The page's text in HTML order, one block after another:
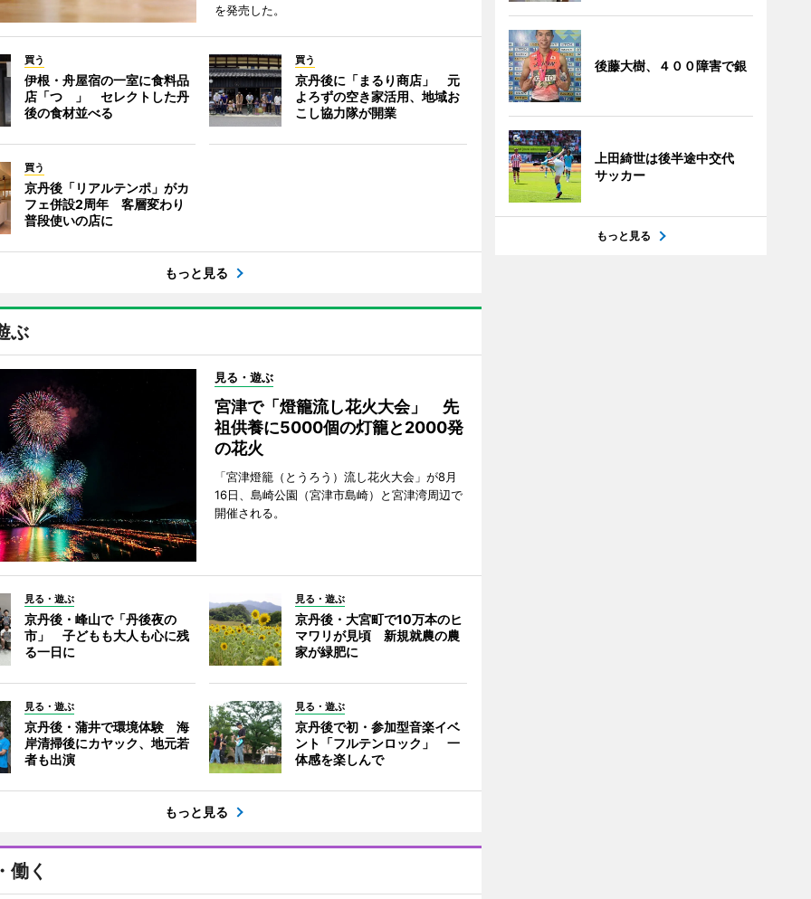
を発売した。
買う
伊根・舟屋宿の一室に食料品
店「つゝ」 セレクトした丹
後の食材並べる
買う
京丹後に「まるり商店」 元
よろずの空き家活用、地域お
こし協力隊が開業
買う
京丹後「リアルテンポ」がカ
フェ併設2周年 客層変わり
普段使いの店に
もっと見る
ぶ
見る・遊ぶ
宮津で「燈籠流し花火大会」 先
祖供養に5000個の灯籠と2000発
の花火
「宮津燈籠（とうろう）流し花火大会」が8月
16日、島崎公園（宮津市島崎）と宮津湾周辺で
開催される。
見る・遊ぶ
京丹後・峰山で「丹後夜の
市」 子どもも大人も心に残
る一日に
見る・遊ぶ
京丹後・大宮町で10万本のヒ
マワリが見頃 新規就農の農
家が緑肥に
見る・遊ぶ
京丹後・蒲井で環境体験 海
岸清掃後にカヤック、地元若
者も出演
見る・遊ぶ
京丹後で初・参加型音楽イベ
ント「フルテンロック」 一
体感を楽しんで
もっと見る
働く
後藤大樹、４００障害で銀
上田綺世は後半途中交代
サッカー
もっと見る